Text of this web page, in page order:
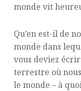
monde vit
Qu’en est-il de
monde dans
vous deviez
terrestre où
le monde – à